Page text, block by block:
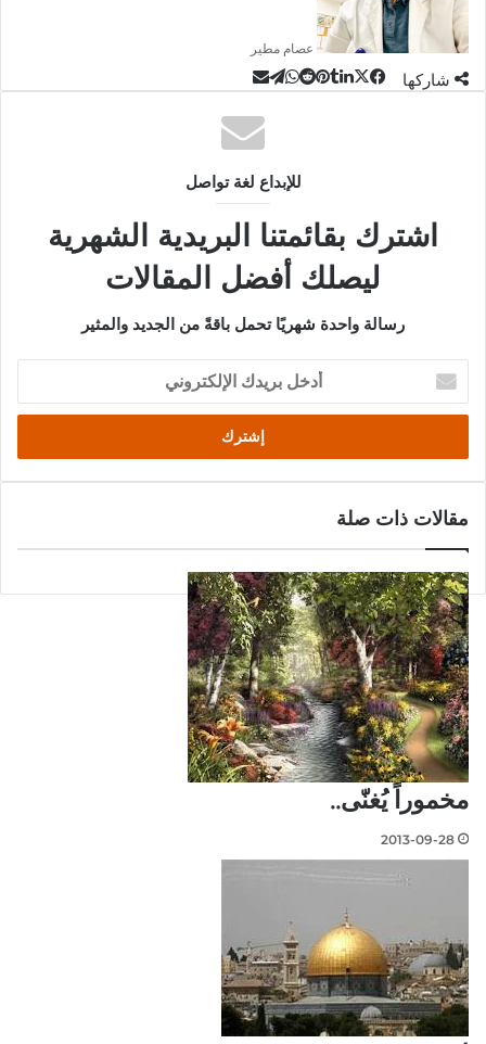
عصام مطير
شاركها فيسبوك‫Xلينكدإن
بينتيريست
واتساب
تيلقرام
مشاركة
البريد
للإبداع لغة تواصل
اشترك بقائمتنا البريدية الشهرية
ليصلك أفضل المقالات
رسالة واحدة شهريًا تحمل باقةً من الجديد والمثير
أدخل
بريدك
الإلكتروني
مقالات ذات صلة
مخموراً يُغنّى..
2013-09-28